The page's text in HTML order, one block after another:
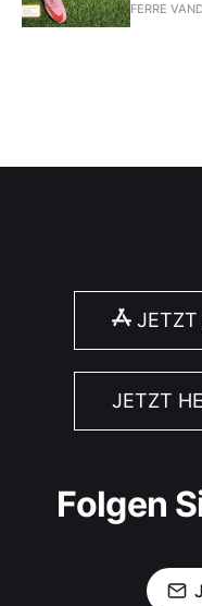
FERRE
JETZT
JETZT
Folgen